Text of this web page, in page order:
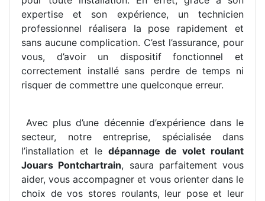
expertise et son expérience, un technicien
professionnel réalisera la pose rapidement et
sans aucune complication. C’est l’assurance, pour
vous, d’avoir un dispositif fonctionnel et
correctement installé sans perdre de temps ni
risquer de commettre une quelconque erreur.
Avec plus d’une décennie d’expérience dans le
secteur, notre entreprise, spécialisée dans
l’installation et le dépannage de volet roulant
Jouars Pontchartrain, saura parfaitement vous
aider, vous accompagner et vous orienter dans le
choix de vos stores roulants, leur pose et leur